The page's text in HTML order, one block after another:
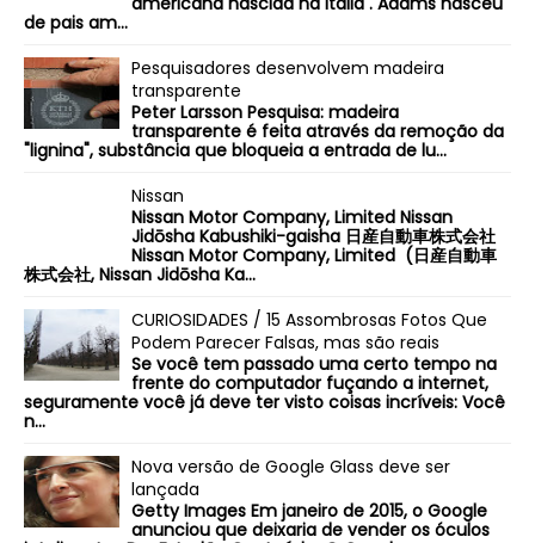
de pais am...
Pesquisadores desenvolvem madeira
transparente
Peter Larsson Pesquisa: madeira
transparente é feita através da remoção da
"lignina", substância que bloqueia a entrada de lu...
Nissan
Nissan Motor Company, Limited Nissan
Jidōsha Kabushiki-gaisha 日産自動車株式会社
Nissan Motor Company, Limited (日産自動車
株式会社, Nissan Jidōsha Ka...
CURIOSIDADES / 15 Assombrosas Fotos Que
Podem Parecer Falsas, mas são reais
Se você tem passado uma certo tempo na
frente do computador fuçando a internet,
seguramente você já deve ter visto coisas incríveis: Você
n...
Nova versão de Google Glass deve ser
lançada
Getty Images Em janeiro de 2015, o Google
anunciou que deixaria de vender os óculos